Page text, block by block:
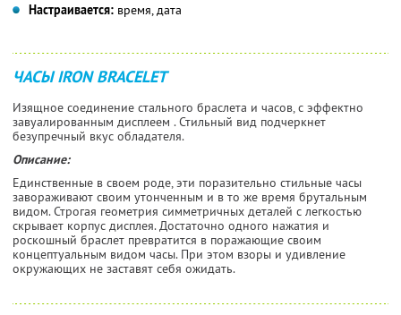
Настраивается: время, дата
ЧАСЫ IRON BRACELET
Изящное соединение стального браслета и часов, с эффектно
завуалированным дисплеем . Стильный вид подчеркнет
безупречный вкус обладателя.
Описание:
Единственные в своем роде, эти поразительно стильные часы
завораживают своим утонченным и в то же время брутальным
видом. Строгая геометрия симметричных деталей с легкостью
скрывает корпус дисплея. Достаточно одного нажатия и
роскошный браслет превратится в поражающие своим
концептуальным видом часы. При этом взоры и удивление
окружающих не заставят себя ожидать.